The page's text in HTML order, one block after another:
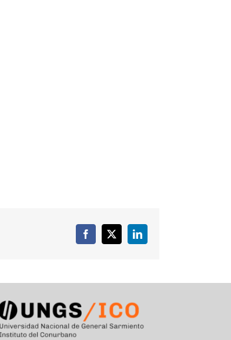
Facebook
X LinkedIn